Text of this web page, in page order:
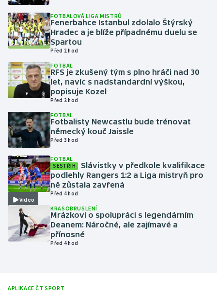
Házená
Judo
Krasobruslení
Lezení
Lyže a snowboard
Moderní pětiboj
Motorsport
Olympijské hry
Parasport
Plážový volejbal
FOTBALOVÁ LIGA MISTRŮ
Fenerbahce Istanbul zdolalo Štýrský
Hradec a je blíže případnému duelu se
Spartou
Před 2 hod
FOTBAL
RFS je zkušený tým s plno hráči nad 30
let, navíc s nadstandardní výškou,
popisuje Kozel
Před 2 hod
FOTBAL
Fotbalisty Newcastlu bude trénovat
německý kouč Jaissle
Před 3 hod
Video
FOTBAL
SESTŘIH
Slávistky v předkole kvalifikace
podlehly Rangers 1:2 a Liga mistryň pro
ně zůstala zavřená
Před 4 hod
KRASOBRUSLENÍ
Mrázkovi o spolupráci s legendárním
Deanem: Náročné, ale zajímavé a
přínosné
Před 4 hod
APLIKACE ČT SPORT